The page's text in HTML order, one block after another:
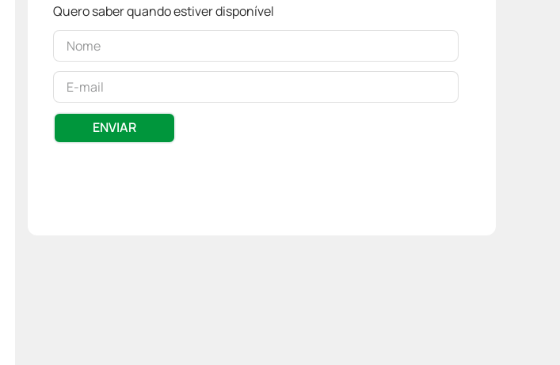
Quero saber quando estiver disponível
ENVIAR